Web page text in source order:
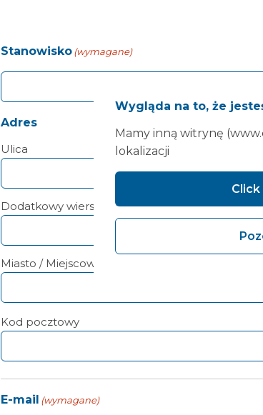
Stanowisko(wymagane)
Adres
Ulica
Dodatkowy wiersz adresu
Miasto / Miejscowość
Kod pocztowy
E-mail (wymagane)
Wygląda na to, że
Mamy inną witrynę
lokalizacji